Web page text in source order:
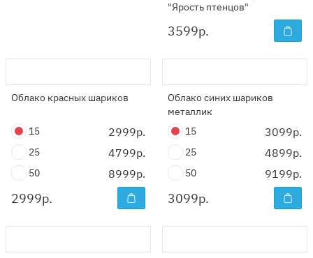
"Ярость птенцов"
3599р.
Облако красных шариков
15 2999р.
25 4799р.
50 8999р.
2999р.
Облако синих шариков
металлик
15
3099р.
25 4899р.
50 9199р.
3099р.